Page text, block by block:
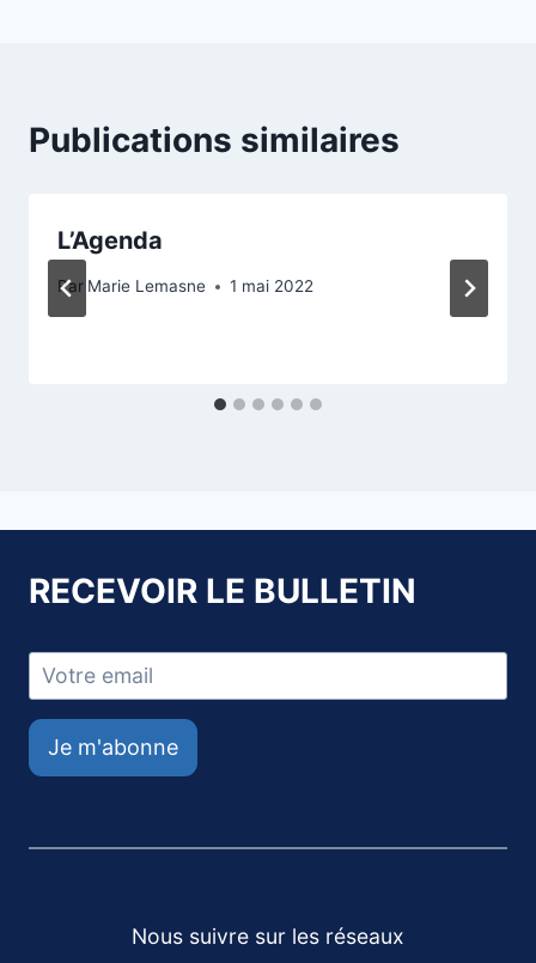
Publications similaires
L’Agenda
Par Marie Lemasne 1 mai 2022
RECEVOIR LE BULLETIN
Je m'abonne
Nous suivre sur les réseaux